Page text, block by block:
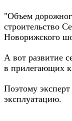
"Объем
строительство
Новорижского
А вот развитие
в прилегающих
Поэтому
эксплуатацию.